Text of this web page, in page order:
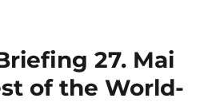
August
–
27. Mai
of the World-